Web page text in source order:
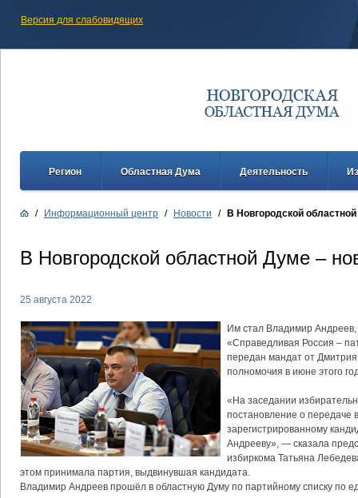
Версия для слабовидящих
Регион Областная Дума Деятельность
/ Информационный центр / Новости / В Новгородской
В Новгородской областной Думе –
25 августа 2022
Им стал Владимир
«Справедливая Россия –
передан мандат от
полномочия в июне этого
«На заседании
постановление о передаче
зарегистрированному
Андрееву», — сказала
избиркома Татьяна
этом принимала партия, выдвинувшая кандидата.
Владимир Андреев прошёл в областную Думу по партийному списку по